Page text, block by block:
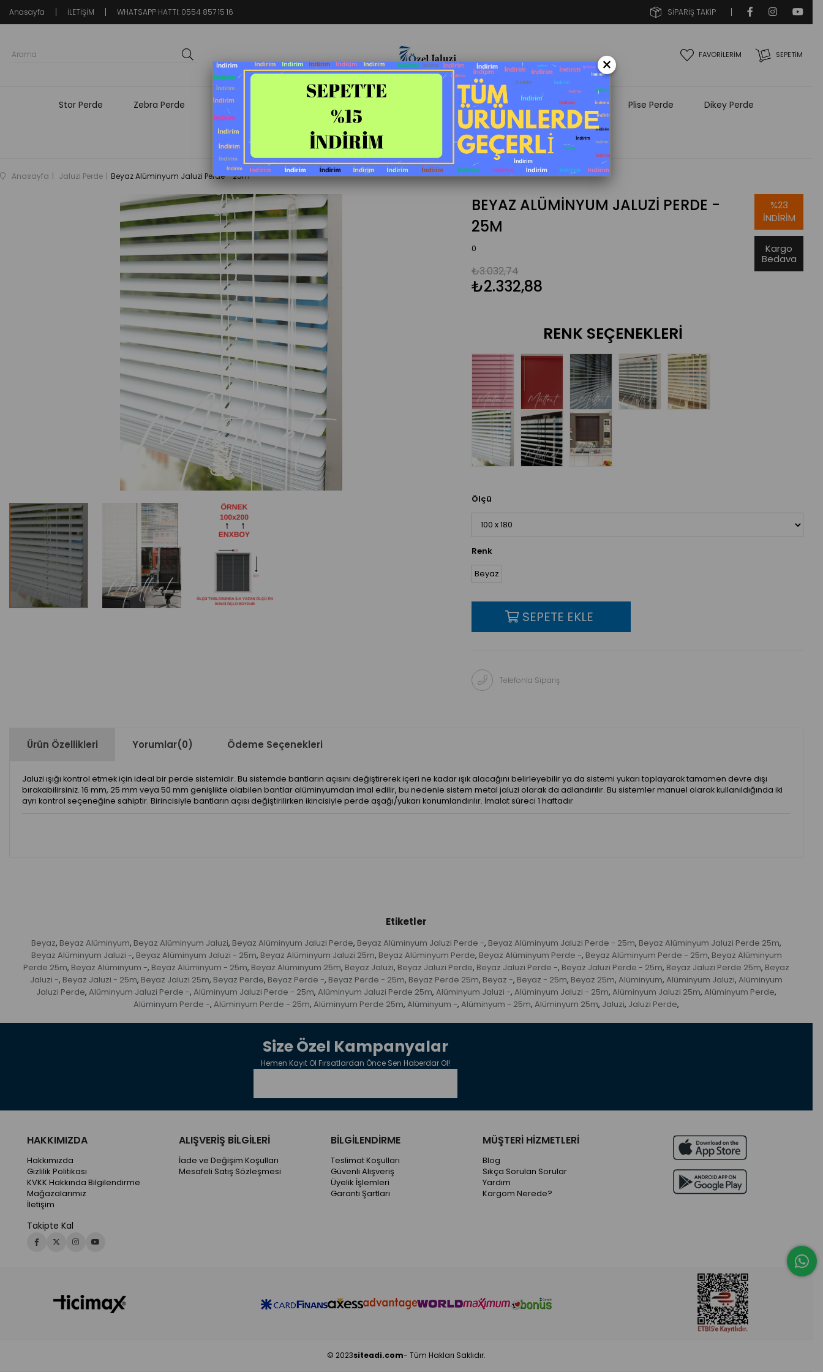
Anasayfa İLETİŞİM WHATSAPP HATTI: 0554 857 15 16 SİPARİŞ TAKİP
SEPETIM
FAVORİLERİM
Stor Perde Zebra Perde Fon Perde Stor&Zebra Perde Aksesuarı Plise Perde Dikey Perde
Screen Perde Ahşap Stor
Anasayfa Jaluzi Perde Beyaz Alüminyum Jaluzi Perde - 25m
BEYAZ ALÜMINYUM JALUZI PERDE -
25M
0
₺3.032,74
₺2.332,88
RENK SEÇENEKLERI
%23
İNDIRIM
Kargo
Bedava
Ölçü
Renk
Beyaz
Telefonla Sipariş
Ürün Özellikleri Yorumlar(0) Ödeme Seçenekleri
Jaluzi ışığı kontrol etmek için ideal bir perde sistemidir. Bu sistemde bantların açısını değiştirerek içeri ne kadar ışık alacağını belirleyebilir ya da sistemi yukarı toplayarak tamamen devre dışı
bırakabilirsiniz. 16 mm, 25 mm veya 50 mm genişlikte olabilen bantlar alüminyumdan imal edilir, bu nedenle sistem metal jaluzi olarak da adlandırılır. Bu sistemler manuel olarak kullanıldığında iki
ayrı kontrol seçeneğine sahiptir. Birincisiyle bantların açısı değiştirilirken ikincisiyle perde aşağı/yukarı konumlandırılır. İmalat süreci 1 haftadır
Etiketler
Beyaz, Beyaz Alüminyum, Beyaz Alüminyum Jaluzi, Beyaz Alüminyum Jaluzi Perde, Beyaz Alüminyum Jaluzi Perde -, Beyaz Alüminyum Jaluzi Perde - 25m, Beyaz Alüminyum Jaluzi Perde 25m,
Beyaz Alüminyum Jaluzi -, Beyaz Alüminyum Jaluzi - 25m, Beyaz Alüminyum Jaluzi 25m, Beyaz Alüminyum Perde, Beyaz Alüminyum Perde -, Beyaz Alüminyum Perde - 25m, Beyaz Alüminyum
Perde 25m, Beyaz Alüminyum -, Beyaz Alüminyum - 25m, Beyaz Alüminyum 25m, Beyaz Jaluzi, Beyaz Jaluzi Perde, Beyaz Jaluzi Perde -, Beyaz Jaluzi Perde - 25m, Beyaz Jaluzi Perde 25m, Beyaz
Jaluzi -, Beyaz Jaluzi - 25m, Beyaz Jaluzi 25m, Beyaz Perde, Beyaz Perde -, Beyaz Perde - 25m, Beyaz Perde 25m, Beyaz -, Beyaz - 25m, Beyaz 25m, Alüminyum, Alüminyum Jaluzi, Alüminyum
Jaluzi Perde, Alüminyum Jaluzi Perde -, Alüminyum Jaluzi Perde - 25m, Alüminyum Jaluzi Perde 25m, Alüminyum Jaluzi -, Alüminyum Jaluzi - 25m, Alüminyum Jaluzi 25m, Alüminyum Perde,
Alüminyum Perde -, Alüminyum Perde - 25m, Alüminyum Perde 25m, Alüminyum -, Alüminyum - 25m, Alüminyum 25m, Jaluzi, Jaluzi Perde,
Size Özel Kampanyalar
Hemen Kayıt Ol Fırsatlardan Önce Sen Haberdar Ol!
HAKKIMIZDA
Hakkımızda
Gizlilik Politikası
KVKK Hakkında Bilgilendirme
Mağazalarımız
İletişim
Takipte Kal
ALIŞVERİŞ BİLGİLERİ
İade ve Değişim Koşulları
Mesafeli Satış Sözleşmesi
BİLGİLENDİRME
Teslimat Koşulları
Güvenli Alışveriş
Üyelik İşlemleri
Garanti Şartları
MÜŞTERİ HİZMETLERİ
Blog
Sıkça Sorulan Sorular
Yardım
Kargom Nerede?
© 2023siteadi.com- Tüm Hakları Saklıdır.
×